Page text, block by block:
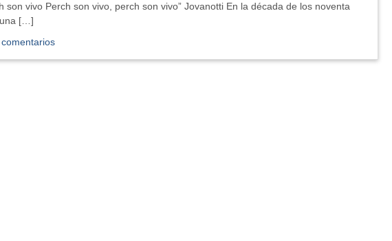
son vivo Perch son vivo, perch son vivo” Jovanotti En la década de los noventa
[…]